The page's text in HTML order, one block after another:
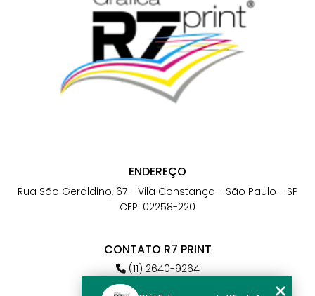
ENDEREÇO
Rua São Geraldino, 67 - Vila Constança - São Paulo - SP
CEP: 02258-220
CONTATO R7 PRINT
(11) 2640-9264
(11) 98784-6664